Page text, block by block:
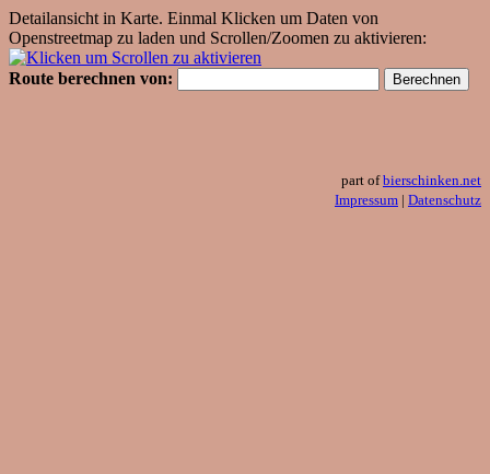
Detailansicht in Karte. Einmal Klicken um Daten von
Openstreetmap zu laden und Scrollen/Zoomen zu aktivieren:
Route berechnen von:
part ofbierschinken.net
Impressum | Datenschutz